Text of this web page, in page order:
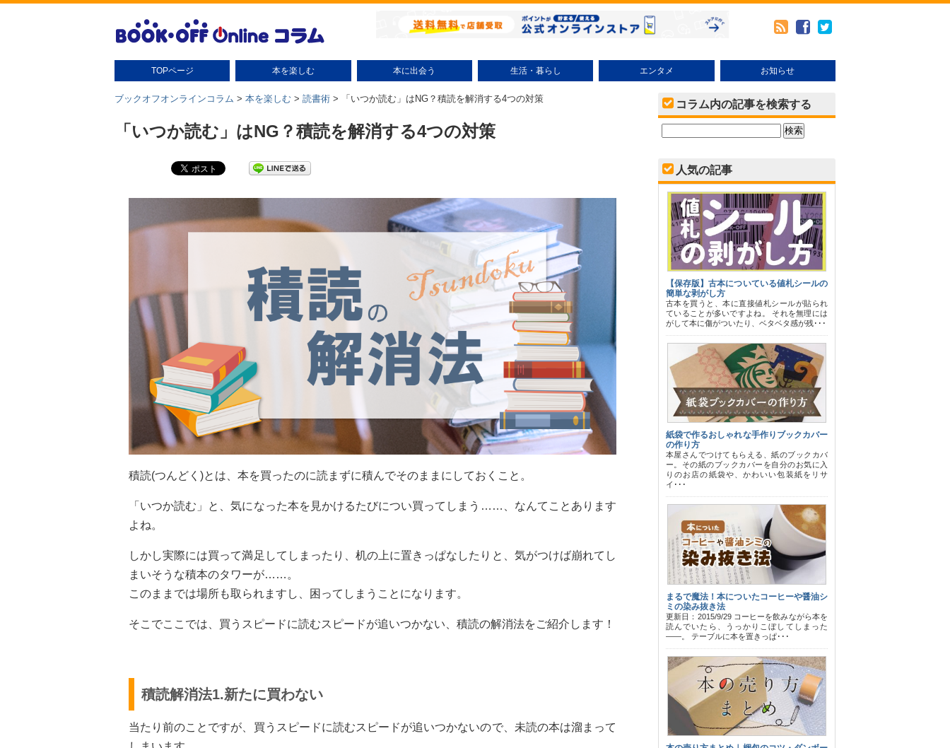
TOPページ 本を楽しむ
本の扱い方
本の保管
読書グッズ
読書術
本の豆知識・雑学
本のさがし方
本に出会う
小説（テーマ別）
ミステリー小説
時代小説
文学小説
ラノベ
コミック（テーマ別）
少年コミック
少女コミック
大人コミック
絵本・児童書
趣味・実用
エッセイ
ビジネス書
自己啓発
研究・評論
話題
生活・暮らし エンタメ お知らせ
ブックオフオンラインコラム > 本を楽しむ > 読書術 > 「いつか読む」はNG？積読を解消する4つの対策
「いつか読む」はNG？積読を解消する4つの対策
積読(つんどく)とは、本を買ったのに読まずに積んでそのままにしておくこと。
「いつか読む」と、気になった本を見かけるたびについ買ってしまう……、なんてことあります
よね。
しかし実際には買って満足してしまったり、机の上に置きっぱなしたりと、気がつけば崩れてし
まいそうな積本のタワーが……。
このままでは場所も取られますし、困ってしまうことになります。
そこでここでは、買うスピードに読むスピードが追いつかない、積読の解消法をご紹介します！
積読解消法1.新たに買わない
当たり前のことですが、買うスピードに読むスピードが追いつかないので、未読の本は溜まって
コラム内の記事を検索する
人気の記事
【保存版】古本についている値札シールの
簡単な剥がし方
古本を買うと、本に直接値札シールが貼られ
ていることが多いですよね。 それを無理には
がして本に傷がついたり、ベタベタ感が残･･･
紙袋で作るおしゃれな手作りブックカバー
の作り方
本屋さんでつけてもらえる、紙のブックカバ
ー。その紙のブックカバーを自分のお気に入
りのお店の紙袋や、かわいい包装紙をリサ
イ･･･
まるで魔法！本についたコーヒーや醤油シ
ミの染み抜き法
更新日：2015/9/29 コーヒーを飲みながら本を
読んでいたら、うっかりこぼしてしまった
――。 テーブルに本を置きっぱ･･･